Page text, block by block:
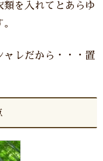
類を入れてとあらゆ
ャレだから・・・置